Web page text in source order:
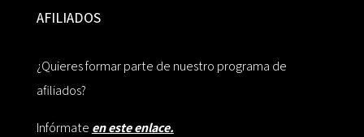
AFILIADOS
¿Quieres formar parte de nuestro programa de
afiliados?
Infórmate en este enlace.